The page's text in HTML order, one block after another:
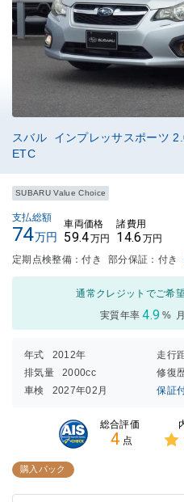
スバル インプレッサスポーツ
ETC
SUBARU Value Choice
支払総額
74万円
車両価格
59.4万円
諸費用
14.6 万円
定期点検整備：付き 部分保証：付き
通常クレジットでご希
実質年率 4.9 %
年式 2012年 走行
排気量
2000cc 修復
車検
2027年02月 保証
総合評価
4 点
購入パック